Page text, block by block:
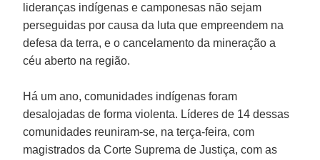
lideranças indígenas e camponesas não sejam
perseguidas por causa da luta que empreendem na
defesa da terra, e o cancelamento da mineração a
céu aberto na região.
Há um ano, comunidades indígenas foram
desalojadas de forma violenta. Líderes de 14 dessas
comunidades reuniram-se, na terça-feira, com
magistrados da Corte Suprema de Justiça, com as